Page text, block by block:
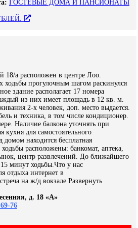
ГОСТЕВЫЕ ДОМА И ПАНСИОНАТЫ
18/а расположен в центре Лоо.
ходьбы прогулочным шагом раскинулся
здание располагает 17 номера
из них имеет площадь в 12 кв. м.
2-х человек, доп. место выдается.
и техника, в том числе кондиционер.
Наличие балкона уточнять при
для самостоятельного
домом находится бесплатная
расположены: банкомат, аптека,
центр развлечений. До ближайшего
15 минут ходьбы.Что у нас
отдыха интернет в
на ж/д вокзале Развернуть
д. 18 «А»
76